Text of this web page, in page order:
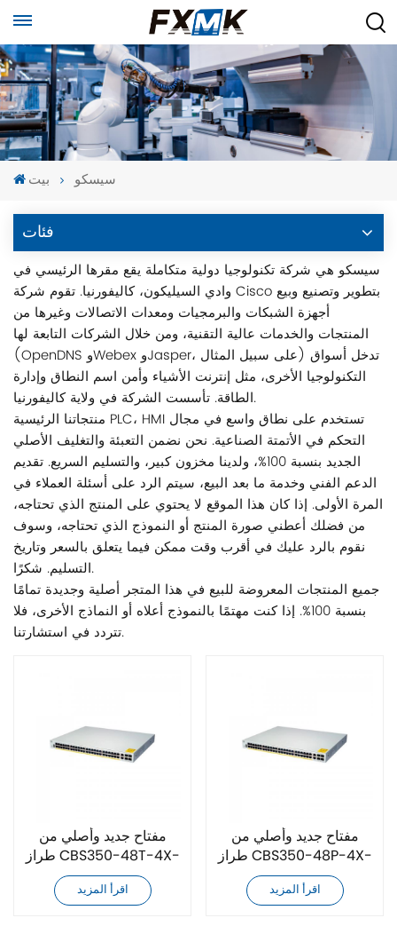
بيت سيسكو
فئات
سيسكو هي شركة تكنولوجيا دولية متكاملة يقع مقرها الرئيسي في
وادي السيليكون، كاليفورنيا. تقوم شركة Cisco بتطوير وتصنيع وبيع
أجهزة الشبكات والبرمجيات ومعدات الاتصالات وغيرها من
المنتجات والخدمات عالية التقنية، ومن خلال الشركات التابعة لها
(OpenDNS وWebex وJasper، على سبيل المثال) تدخل أسواق
التكنولوجيا الأخرى، مثل إنترنت الأشياء وأمن اسم النطاق وإدارة
الطاقة. تأسست الشركة في ولاية كاليفورنيا.
منتجاتنا الرئيسية PLC، HMI تستخدم على نطاق واسع في مجال
التحكم في الأتمتة الصناعية. نحن نضمن التعبئة والتغليف الأصلي
الجديد بنسبة 100%، ولدينا مخزون كبير، والتسليم السريع. تقديم
الدعم الفني وخدمة ما بعد البيع، سيتم الرد على أسئلة العملاء في
المرة الأولى. إذا كان هذا الموقع لا يحتوي على المنتج الذي تحتاجه،
من فضلك أعطني صورة المنتج أو النموذج الذي تحتاجه، وسوف
نقوم بالرد عليك في أقرب وقت ممكن فيما يتعلق بالسعر وتاريخ
التسليم. شكرًا.
جميع المنتجات المعروضة للبيع في هذا المتجر أصلية وجديدة تمامًا
بنسبة 100%. إذا كنت مهتمًا بالنموذج أعلاه أو النماذج الأخرى، فلا
تتردد في استشارتنا.
مفتاح جديد وأصلي من
طراز CBS350-48T-4X-
CN
اقرأ المزيد
مفتاح جديد وأصلي من
طراز CBS350-48P-4X-
CN
اقرأ المزيد